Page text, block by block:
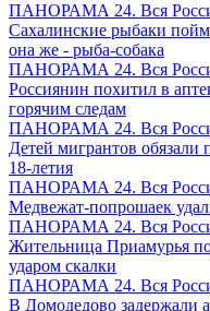
ПАНОРАМА 24. Вся
Сахалинские рыбаки
она же - рыба-собака
ПАНОРАМА 24. Вся
Россиянин похитил в
горячим следам
ПАНОРАМА 24. Вся
Детей мигрантов
18-летия
ПАНОРАМА 24. Вся
Медвежат-попрошаек
ПАНОРАМА 24. Вся
Жительница Приамурья
ударом скалки
ПАНОРАМА 24. Вся
В Домодедово задержали